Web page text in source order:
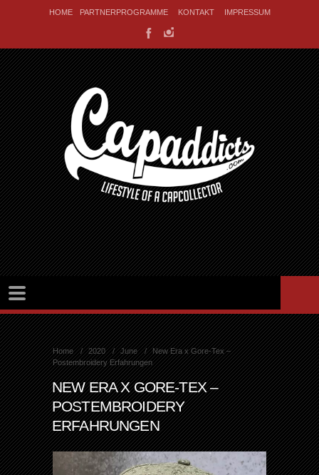
HOME PARTNERPROGRAMME KONTAKT IMPRESSUM
Home 2020 June
New Era x Gore-Tex –
Postembroidery Erfahrungen
NEW ERA X GORE-TEX –
POSTEMBROIDERY
ERFAHRUNGEN